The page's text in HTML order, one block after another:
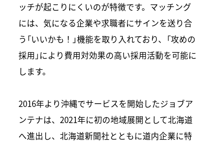
ッチが起こりにくいのが特徴です。マッチング
には、気になる企業や求職者にサインを送り合
う「いいかも！」機能を取り入れており、「攻めの
採用」により費用対効果の高い採用活動を可能に
します。
2016年より沖縄でサービスを開始したジョブア
ンテナは、2021年に初の地域展開として北海道
へ進出し、北海道新聞社とともに道内企業に特